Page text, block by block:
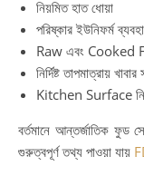
নিয়মিত হাত ধোয়া
পরিষ্কার ইউনিফর্ম
Raw এবং Cooked
নির্দিষ্ট তাপমাত্রায়
Kitchen Surface
বর্তমানে আন্তর্জাতিক ফুড
গুরুত্বপূর্ণ তথ্য পাওয়া যায়